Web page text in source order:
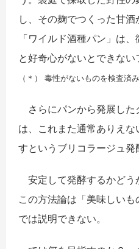
し、その麹でつくった甘
「ワイルド酒種パン」は
と好奇心がないとできない
（＊） 毒性がないものを検査済
さらにパンから発展した
は、これまた通常ありえ
すというブリコラージュ発
安定して発酵するかどう
この方法論は「美味しい
では説明できない。